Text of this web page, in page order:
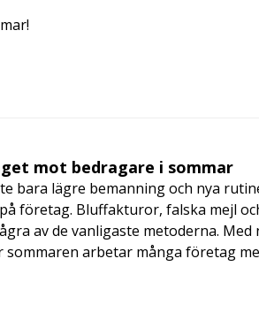
mot bedragare i sommar
bara lägre bemanning och nya
företag. Bluffakturor, falska mejl
av de vanligaste metoderna.
sommaren arbetar många företag